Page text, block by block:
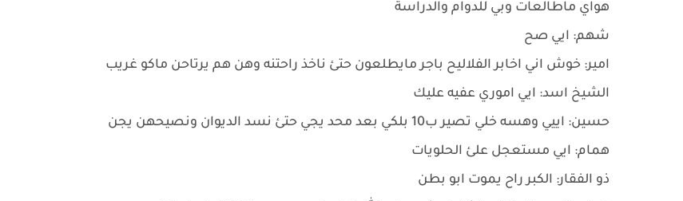
هواي ماطالعات وبي للدوام والدراسة
شهم: ايي صح
امير: خوش اني اخابر الفلاليح باجر مايطلعون حتئ ناخذ راحتنه وهن هم يرتاحن ماكو غريب
الشيخ اسد: ايي اموري عفيه عليك
حسين: اييي وهسه خلي تصير ب10 بلكي بعد محد يجي حتئ نسد الديوان ونصيحهن يجن
همام: ايي مستعجل علئ الحلويات
ذو الفقار: الكبر راح يموت ابو بطن